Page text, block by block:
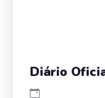
Diário